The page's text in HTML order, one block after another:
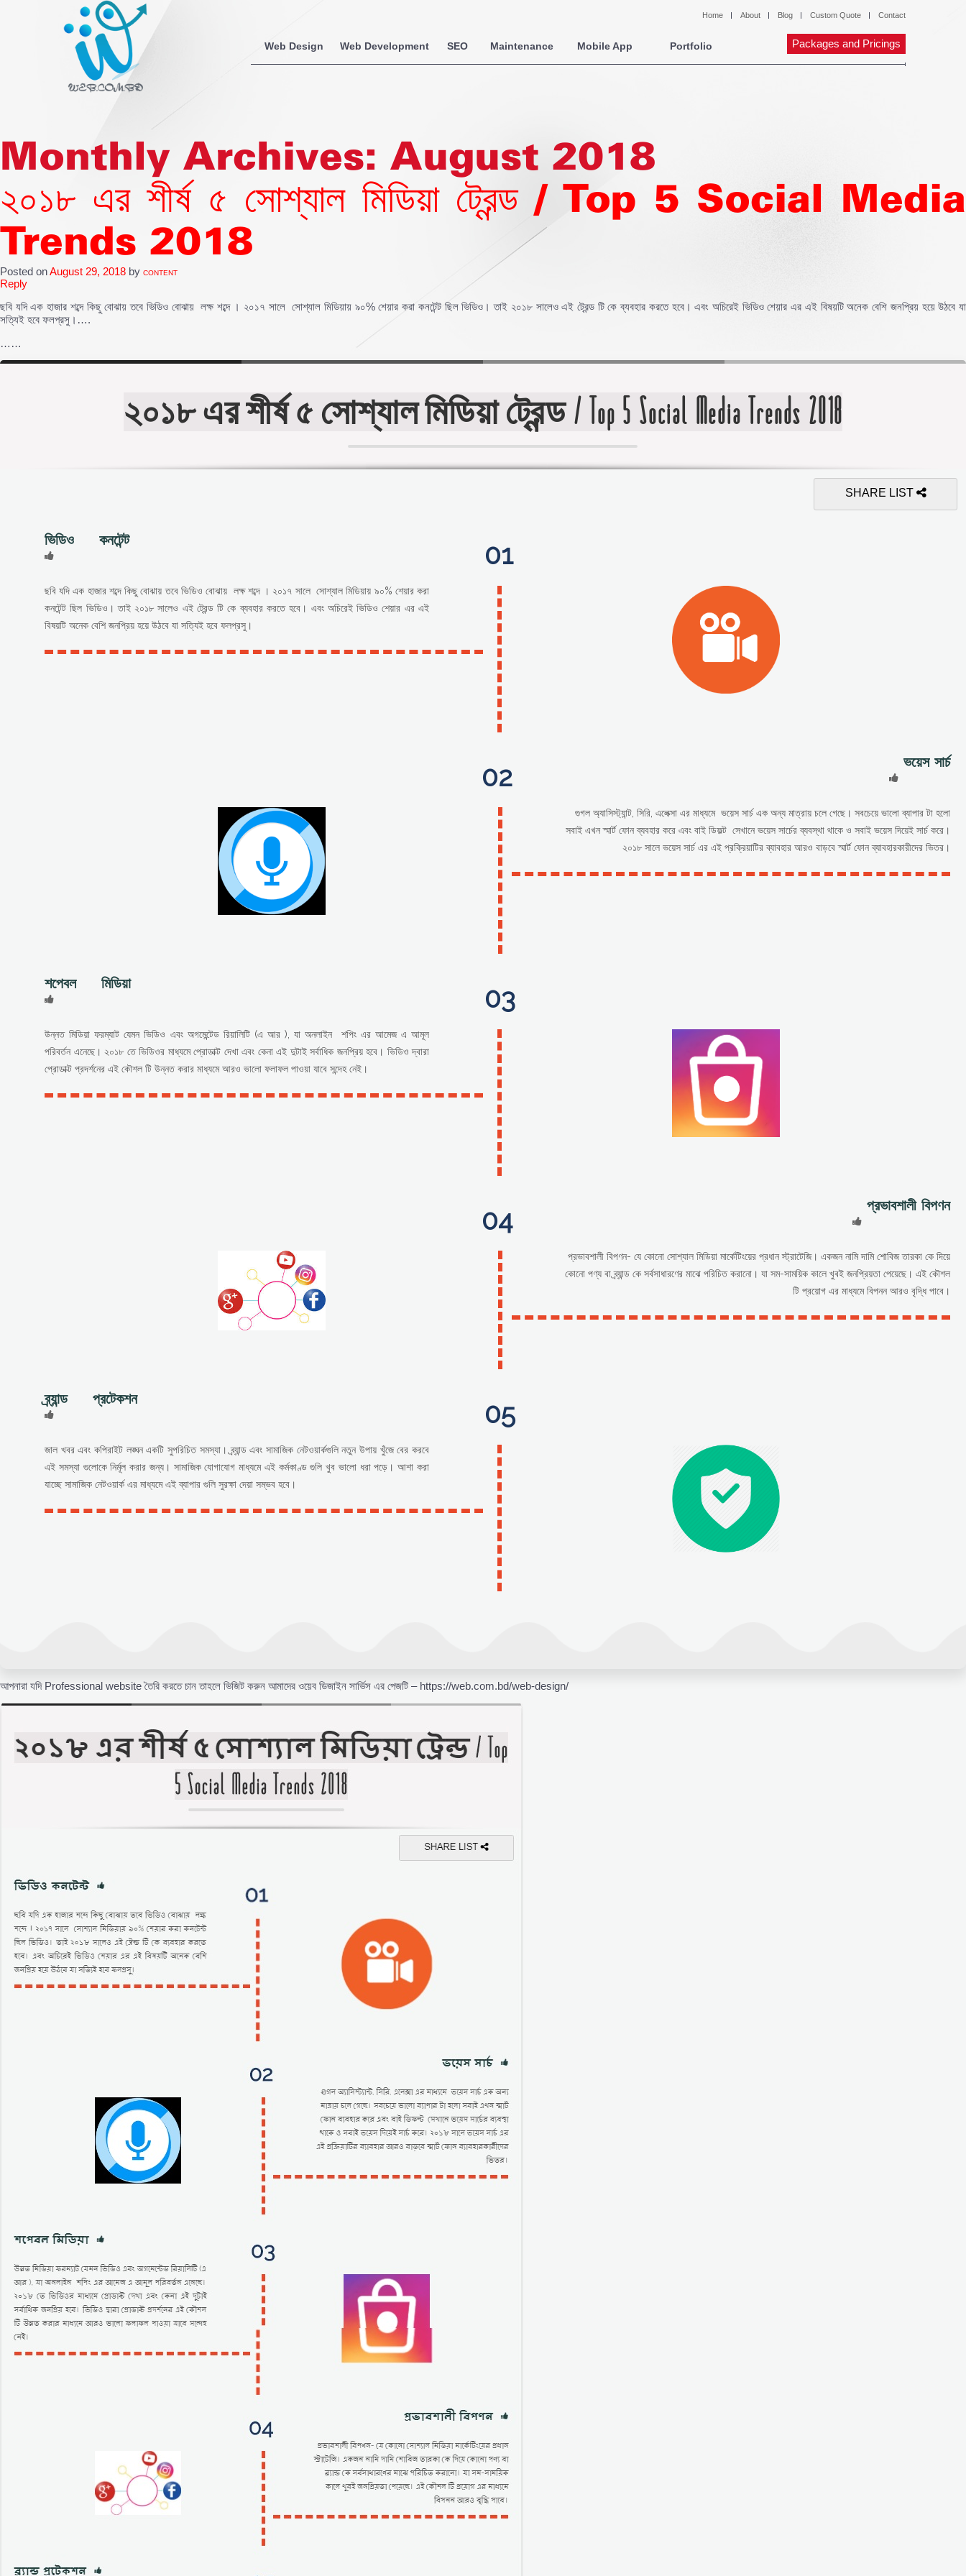
Home About Blog Custom Quote Contact
Web Design Web Development SEO Maintenance Mobile App Portfolio Packages and Pricings
Monthly Archives: August 2018
২০১৮ এর শীর্ষ ৫ সোশ্যাল মিডিয়া ট্রেন্ড / Top 5 Social Media
Trends 2018
Posted onAugust 29, 2018 by CONTENT
Reply
ছবি যদি এক হাজার শব্দে কিছু বোঝায় তবে ভিডিও বোঝায় লক্ষ শব্দে । ২০১৭ সালে সোশ্যাল মিডিয়ায় ৯০% শেয়ার করা কনটেন্ট ছিল ভিডিও। তাই ২০১৮ সালেও এই ট্রেন্ড টি কে ব্যবহার করতে হবে। এবং অচিরেই ভিডিও শেয়ার এর এই বিষয়টি অনেক বেশি জনপ্রিয় হয়ে উঠবে যা
সত্যিই হবে ফলপ্রসু।….
……
২০১৮ এর শীর্ষ ৫ সোশ্যাল মিডিয়া ট্রেন্ড / Top 5 Social Media Trends 2018
SHARE LIST
ভিডিও কনটেন্ট
ছবি যদি এক হাজার শব্দে কিছু বোঝায় তবে ভিডিও বোঝায় লক্ষ শব্দে । ২০১৭ সালে সোশ্যাল মিডিয়ায় ৯০% শেয়ার করা
কনটেন্ট ছিল ভিডিও। তাই ২০১৮ সালেও এই ট্রেন্ড টি কে ব্যবহার করতে হবে। এবং অচিরেই ভিডিও শেয়ার এর এই
বিষয়টি অনেক বেশি জনপ্রিয় হয়ে উঠবে যা সত্যিই হবে ফলপ্রসু।
01
02 ভয়েস সার্চ
গুগল অ্যাসিস্ট্যান্ট, সিরি, এলেক্সা এর মাধ্যমে ভয়েস সার্চ এক অন্য মাত্রায় চলে গেছে। সবচেয়ে ভালো ব্যাপার টা হলো
সবাই এখন স্মার্ট ফোন ব্যবহার করে এবং বাই ডিফল্ট সেখানে ভয়েস সার্চের ব্যবস্থা থাকে ও সবাই ভয়েস দিয়েই সার্চ করে।
২০১৮ সালে ভয়েস সার্চ এর এই প্রক্রিয়াটির ব্যাবহার আরও বাড়বে স্মার্ট ফোন ব্যাবহারকারীদের ভিতর।
শপেবল মিডিয়া
উন্নত মিডিয়া ফরম্যাট যেমন ভিডিও এবং অগমেন্টেড রিয়ালিটি (এ আর ), যা অনলাইন শপিং এর আমেজ এ আমূল
পরিবর্তন এনেছে। ২০১৮ তে ভিডিওর মাধ্যমে প্রোডাক্ট দেখা এবং কেনা এই দুটাই সর্বাধিক জনপ্রিয় হবে। ভিডিও দ্বারা
প্রোডাক্ট প্রদর্শনের এই কৌশল টি উন্নত করার মাধ্যমে আরও ভালো ফলাফল পাওয়া যাবে সন্দেহ নেই।
03
04 প্রভাবশালী বিপণন
প্রভাবশালী বিপণন- যে কোনো সোশ্যাল মিডিয়া মার্কেটিংয়ের প্রধান স্ট্রাটেজি। একজন নামি দামি শোবিজ তারকা কে দিয়ে
কোনো পণ্য বা ব্র্যান্ড কে সর্বসাধারণের মাঝে পরিচিত করানো। যা সম-সাময়িক কালে খুবই জনপ্রিয়তা পেয়েছে। এই কৌশল
টি প্রয়োগ এর মাধ্যমে বিপনন আরও বৃদ্ধি পাবে।
ব্র্যান্ড প্রটেকশন
জাল খবর এবং কপিরাইট লঙ্ঘন একটি সুপরিচিত সমস্যা। ব্র্যান্ড এবং সামাজিক নেটওয়ার্কগুলি নতুন উপায় খুঁজে বের করবে
এই সমস্যা গুলোকে নির্মূল করার জন্য। সামাজিক যোগাযোগ মাধ্যমে এই কর্মকাণ্ড গুলি খুব ভালো ধরা পড়ে। আশা করা
যাচ্ছে সামাজিক নেটওয়ার্ক এর মাধ্যমে এই ব্যাপার গুলি সুরক্ষা দেয়া সম্ভব হবে।
05
আপনারা যদি Professional website তৈরি করতে চান তাহলে ভিজিট করুন আমাদের ওয়েব ডিজাইন সার্ভিস এর পেজটি – https://web.com.bd/web-design/